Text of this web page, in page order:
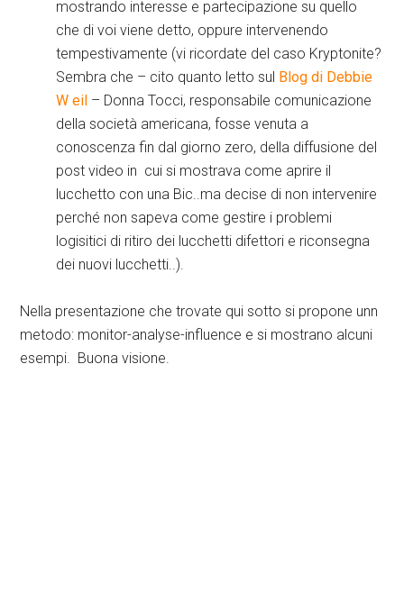
mostrando interesse e partecipazione su quello
che di voi viene detto, oppure intervenendo
tempestivamente (vi ricordate del caso Kryptonite?
Sembra che – cito quanto letto sul Blog di Debbie
W eil – Donna Tocci, responsabile comunicazione
della società americana, fosse venuta a
conoscenza fin dal giorno zero, della diffusione del
post video in cui si mostrava come aprire il
lucchetto con una Bic..ma decise di non intervenire
perché non sapeva come gestire i problemi
logisitici di ritiro dei lucchetti difettori e riconsegna
dei nuovi lucchetti..).
Nella presentazione che trovate qui sotto si propone unn
metodo: monitor-analyse-influence e si mostrano alcuni
esempi. Buona visione.